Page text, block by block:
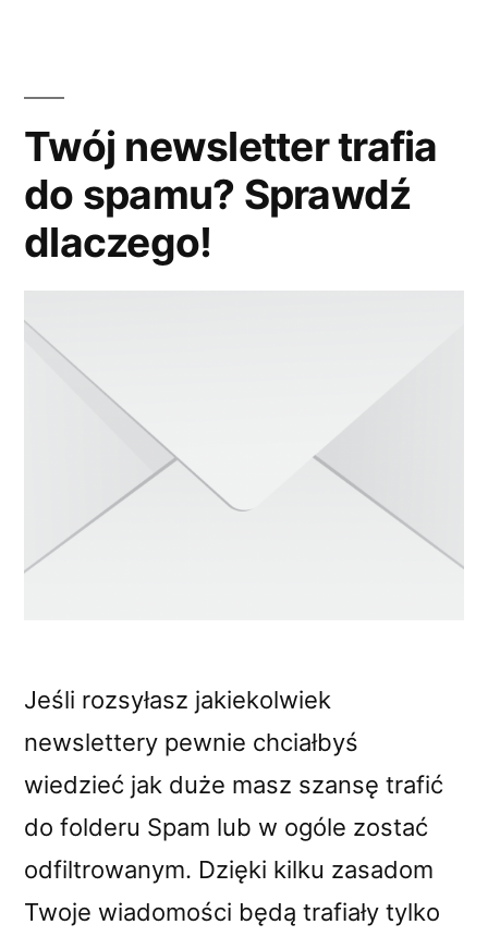
Study”
i
Twitterze
–
Case
Twój newsletter trafia
do spamu? Sprawdź
dlaczego!
Jeśli rozsyłasz jakiekolwiek
newslettery pewnie chciałbyś
wiedzieć jak duże masz szansę trafić
do folderu Spam lub w ogóle zostać
odfiltrowanym. Dzięki kilku zasadom
Twoje wiadomości będą trafiały tylko